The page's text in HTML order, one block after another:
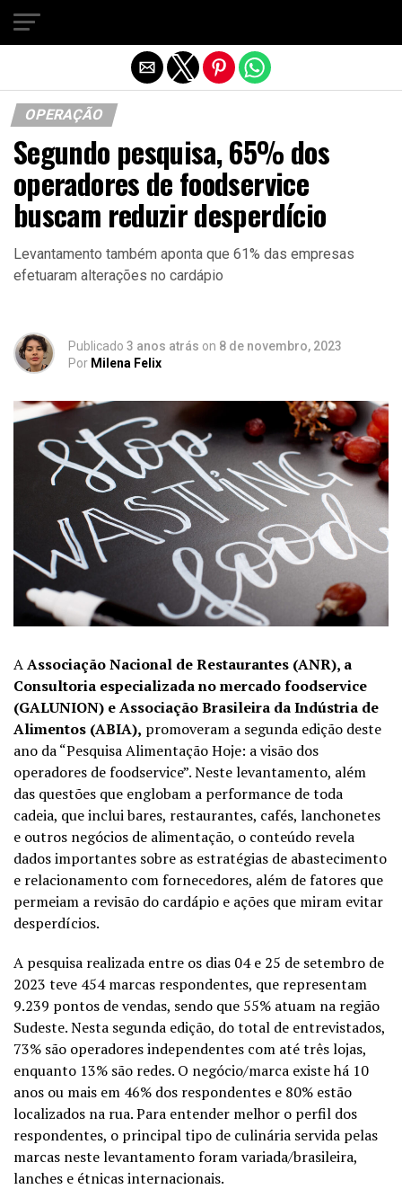
OPERAÇÃO
Segundo pesquisa, 65% dos
operadores de foodservice
buscam reduzir desperdício
Levantamento também aponta que 61% das empresas
efetuaram alterações no cardápio
Publicado 3 anos atrás on 8 de novembro, 2023
Por Milena Felix
AAssociação Nacional de Restaurantes (ANR), a
Consultoria especializada no mercado foodservice
(GALUNION) e Associação Brasileira da Indústria de
Alimentos (ABIA), promoveram a segunda edição deste
ano da “Pesquisa Alimentação Hoje: a visão dos
operadores de foodservice”. Neste levantamento, além
das questões que englobam a performance de toda
cadeia, que inclui bares, restaurantes, cafés, lanchonetes
e outros negócios de alimentação, o conteúdo revela
dados importantes sobre as estratégias de abastecimento
e relacionamento com fornecedores, além de fatores que
permeiam a revisão do cardápio e ações que miram evitar
desperdícios.
A pesquisa realizada entre os dias 04 e 25 de setembro de
2023 teve 454 marcas respondentes, que representam
9.239 pontos de vendas, sendo que 55% atuam na região
Sudeste. Nesta segunda edição, do total de entrevistados,
73% são operadores independentes com até três lojas,
enquanto 13% são redes. O negócio/marca existe há 10
anos ou mais em 46% dos respondentes e 80% estão
localizados na rua. Para entender melhor o perfil dos
respondentes, o principal tipo de culinária servida pelas
marcas neste levantamento foram variada/brasileira,
lanches e étnicas internacionais.